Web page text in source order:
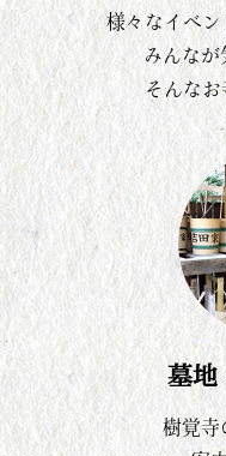
様々なイベン
みんなが
そんなお
墓地
樹覚寺